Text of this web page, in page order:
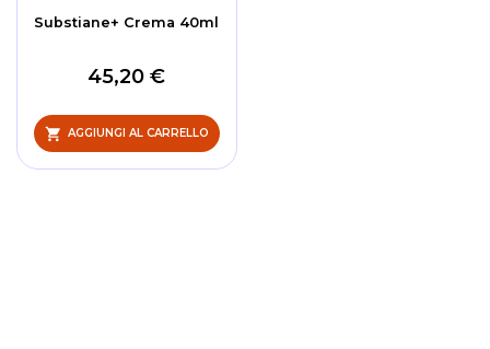
Substiane+ Crema 40ml
45,20 €
AGGIUNGI AL CARRELLO